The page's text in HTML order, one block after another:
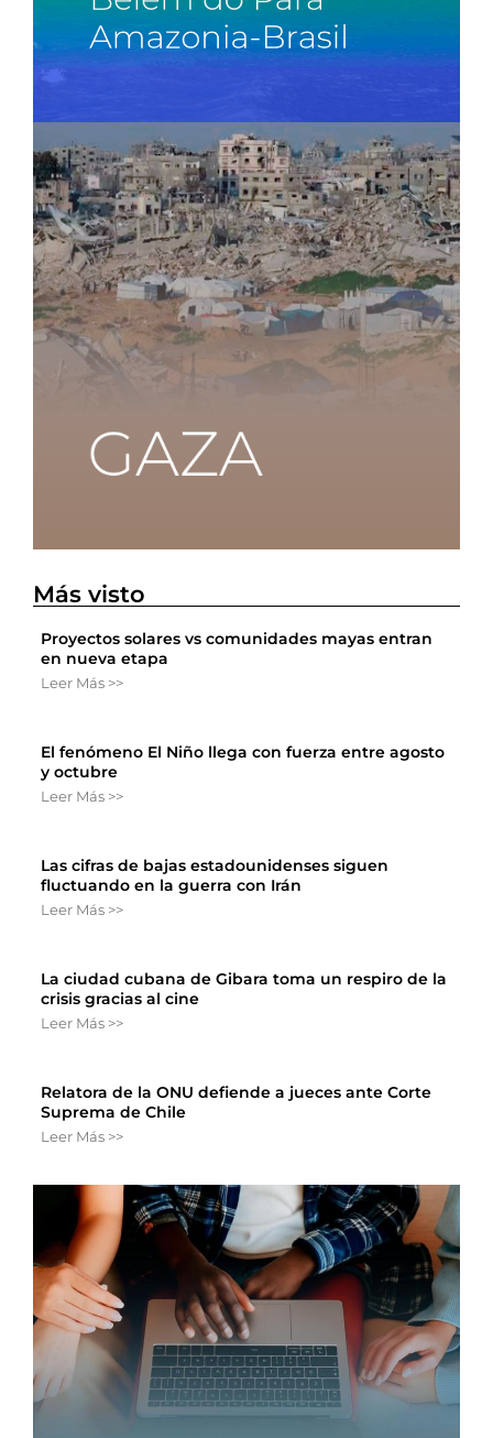
Más visto
Proyectos solares vs comunidades mayas entran
en nueva etapa
Leer Más >>
El fenómeno El Niño llega con fuerza entre agosto
y octubre
Leer Más >>
Las cifras de bajas estadounidenses siguen
fluctuando en la guerra con Irán
Leer Más >>
La ciudad cubana de Gibara toma un respiro de la
crisis gracias al cine
Leer Más >>
Relatora de la ONU defiende a jueces ante Corte
Suprema de Chile
Leer Más >>